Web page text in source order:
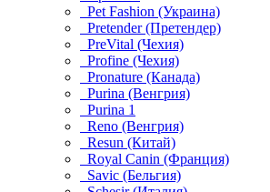
Pet Fashion (Украина)
Pretender (Претендер)
PreVital (Чехия)
Profine (Чехия)
Pronature (Канада)
Purina (Венгрия)
Purina 1
Reno (Венгрия)
Resun (Китай)
Royal Canin (Франция)
Savic (Бельгия)